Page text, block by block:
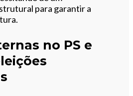
para garantir a
no PS e